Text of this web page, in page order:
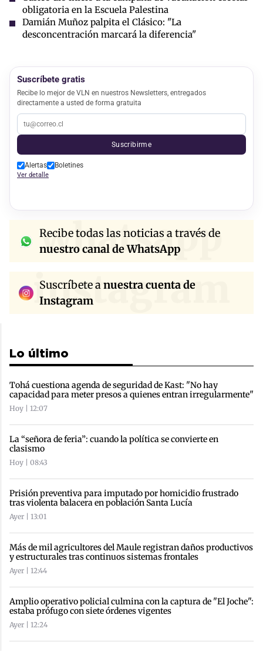
obligatoria en la Escuela Palestina
Damián Muñoz palpita el Clásico: "La
desconcentración marcará la diferencia"
Suscríbete gratis
Recibe lo mejor de VLN en nuestros Newsletters, entregados
directamente a usted de forma gratuita
Suscribirme
Alertas Boletines
Ver detalle
whatsapp
Recibe todas las noticias a través de
nuestro canal de WhatsApp
instagram
Suscríbete anuestra cuenta de
Instagram
Lo último
Tohá cuestiona agenda de seguridad de Kast: "No hay
capacidad para meter presos a quienes entran irregularmente"
Hoy | 12:07
La “señora de feria”: cuando la política se convierte en
clasismo
Hoy | 08:43
Prisión preventiva para imputado por homicidio frustrado
tras violenta balacera en población Santa Lucía
Ayer | 13:01
Más de mil agricultores del Maule registran daños productivos
y estructurales tras continuos sistemas frontales
Ayer | 12:44
Amplio operativo policial culmina con la captura de "El Joche":
estaba prófugo con siete órdenes vigentes
Ayer | 12:24